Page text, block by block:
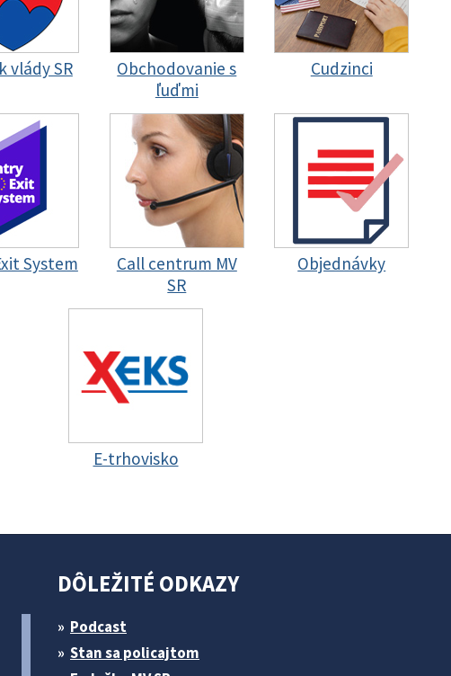
vlády SR
Obchodovanie s
ľuďmi
Cudzinci
System
Call centrum MV
SR
Objednávky
E-trhovisko
DÔLEŽITÉ ODKAZY
Podcast
Stan sa policajtom